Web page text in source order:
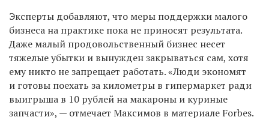
Эксперты добавляют, что меры поддержки малого
бизнеса на практике пока не приносят результата.
Даже малый продовольственный бизнес несет
тяжелые убытки и вынужден закрываться сам, хотя
ему никто не запрещает работать. «Люди экономят
и готовы поехать за километры в гипермаркет ради
выигрыша в 10 рублей на макароны и куриные
запчасти», — отмечает Максимов в материале Forbes.